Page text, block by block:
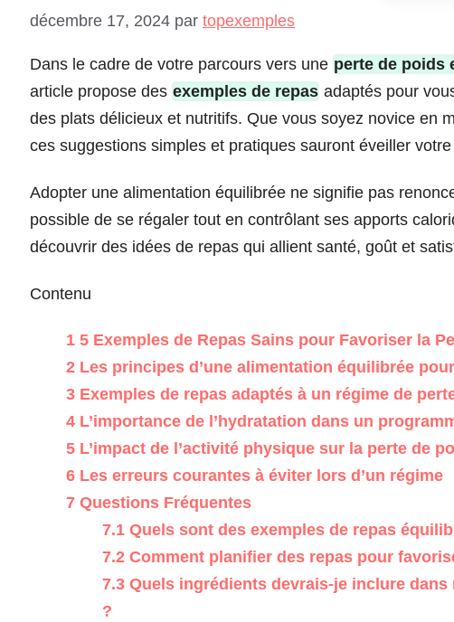
décembre 17, 2024 par topexemples
Dans le cadre de votre parcours vers une perte de poids
article propose des exemples de repas adaptés pour
des plats délicieux et nutritifs. Que vous soyez novice en
ces suggestions simples et pratiques sauront éveiller
Adopter une alimentation équilibrée ne signifie pas
possible de se régaler tout en contrôlant ses apports
découvrir des idées de repas qui allient santé, goût et
Contenu
1 5 Exemples de Repas Sains pour Favoriser la
2 Les principes d’une alimentation équilibrée
3 Exemples de repas adaptés à un régime de
4 L’importance de l’hydratation dans un
5 L’impact de l’activité physique sur la perte de
6 Les erreurs courantes à éviter lors d’un régime
7 Questions Fréquentes
7.1 Quels sont des exemples de repas
7.2 Comment planifier des repas pour
7.3 Quels ingrédients devrais-je inclure
?